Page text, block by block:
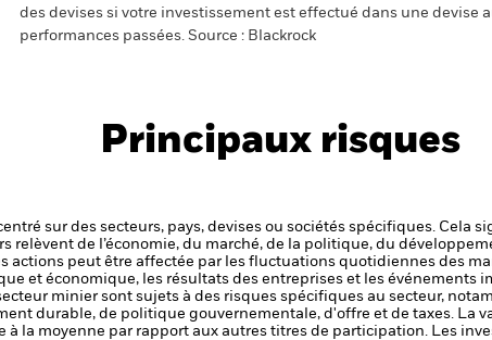
des devises si votre investissement est effectué dans une devise
performances passées. Source : Blackrock
Principaux risques
sur des secteurs, pays, devises ou sociétés spécifiques. Cela
relèvent de l’économie, du marché, de la politique, du
actions peut être affectée par les fluctuations quotidiennes des
et économique, les résultats des entreprises et les événements
minier sont sujets à des risques spécifiques au secteur,
durable, de politique gouvernementale, d'offre et de taxes. La
la moyenne par rapport aux autres titres de participation. Les